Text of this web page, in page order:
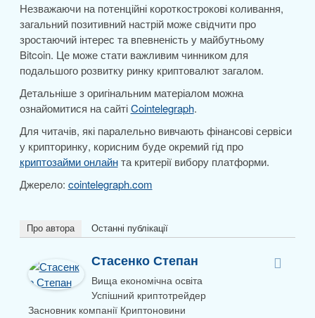
Незважаючи на потенційні короткострокові коливання,
загальний позитивний настрій може свідчити про
зростаючий інтерес та впевненість у майбутньому
Bitcoin. Це може стати важливим чинником для
подальшого розвитку ринку криптовалют загалом.
Детальніше з оригінальним матеріалом можна
ознайомитися на сайтіCointelegraph.
Для читачів, які паралельно вивчають фінансові сервіси
у крипторинку, корисним буде окремий гід про
криптозайми онлайнта критерії вибору платформи.
Джерело: cointelegraph.com
Про автора Останні публікації
Стасенко Степан
Вища економічна освіта
Успішний криптотрейдер
Засновник компанії Криптоновини